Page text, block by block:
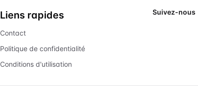
Liens rapides
Contact
Politique de confidentialité
Conditions d'utilisation
Suivez-nous